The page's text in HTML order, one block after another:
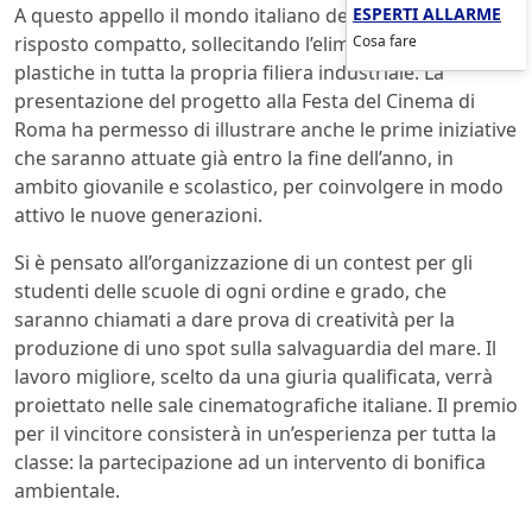
A questo appello il mondo italiano della settima arte ha
risposto compatto, sollecitando l’eliminazione delle
plastiche in tutta la propria filiera industriale. La
presentazione del progetto alla Festa del Cinema di
Roma ha permesso di illustrare anche le prime iniziative
che saranno attuate già entro la fine dell’anno, in
ambito giovanile e scolastico, per coinvolgere in modo
attivo le nuove generazioni.
Si è pensato all’organizzazione di un contest per gli
studenti delle scuole di ogni ordine e grado, che
saranno chiamati a dare prova di creatività per la
produzione di uno spot sulla salvaguardia del mare. Il
lavoro migliore, scelto da una giuria qualificata, verrà
proiettato nelle sale cinematografiche italiane. Il premio
per il vincitore consisterà in un’esperienza per tutta la
classe: la partecipazione ad un intervento di bonifica
ambientale.
ESPERTI ALLARME
Cosa fare